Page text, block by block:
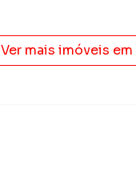
Ver mais imóveis em